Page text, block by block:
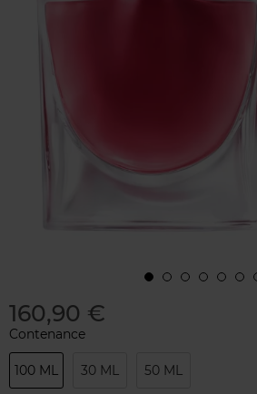
160,90 €
Contenance
100 ML 30 ML 50 ML